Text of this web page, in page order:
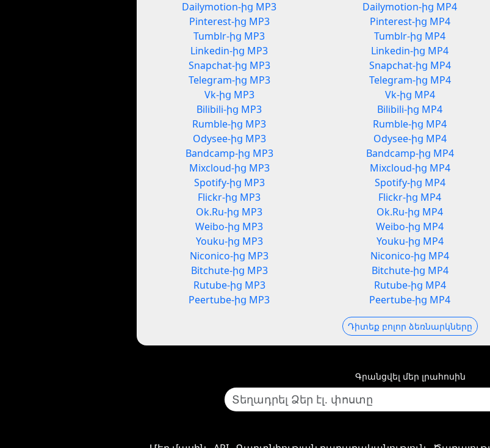
Dailymotion-ից MP3
Pinterest-ից MP3
Tumblr-ից MP3
Linkedin-ից MP3
Snapchat-ից MP3
Telegram-ից MP3
Vk-ից MP3
Bilibili-ից MP3
Rumble-ից MP3
Odysee-ից MP3
Bandcamp-ից MP3
Mixcloud-ից MP3
Spotify-ից MP3
Flickr-ից MP3
Ok.Ru-ից MP3
Weibo-ից MP3
Youku-ից MP3
Niconico-ից MP3
Bitchute-ից MP3
Rutube-ից MP3
Peertube-ից MP3
Dailymotion-ից MP4
Pinterest-ից MP4
Tumblr-ից MP4
Linkedin-ից MP4
Snapchat-ից MP4
Telegram-ից MP4
Vk-ից MP4
Bilibili-ից MP4
Rumble-ից MP4
Odysee-ից MP4
Bandcamp-ից MP4
Mixcloud-ից MP4
Spotify-ից MP4
Flickr-ից MP4
Ok.Ru-ից MP4
Weibo-ից MP4
Youku-ից MP4
Niconico-ից MP4
Bitchute-ից MP4
Rutube-ից MP4
Peertube-ից MP4
Դիտեք բոլոր ձեռնարկները
Գրանցվել մեր լրահոսին